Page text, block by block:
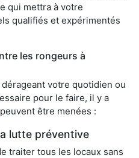
qui mettra à votre
qualifiés et expérimentés
les rongeurs à
votre quotidien ou
pour le faire, il y a
être menées :
lutte préventive
traiter tous les locaux sans